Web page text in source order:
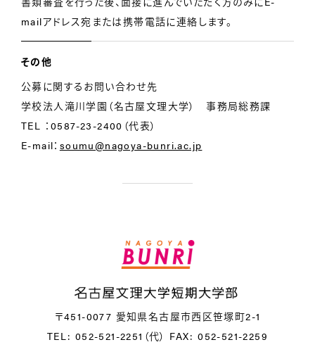
mailアドレス宛または携帯電話に連絡します。
その他
公募に関するお問い合わせ先
学校法人滝川学園（名古屋文理大学） 事務局総務課
TEL ：0587-23-2400（代表）
E-mail： soumu@nagoya-bunri.ac.jp
〒451-0077 愛知県名古屋市西区笹塚町2-1
TEL: 052-521-2251（代） FAX: 052-521-2259